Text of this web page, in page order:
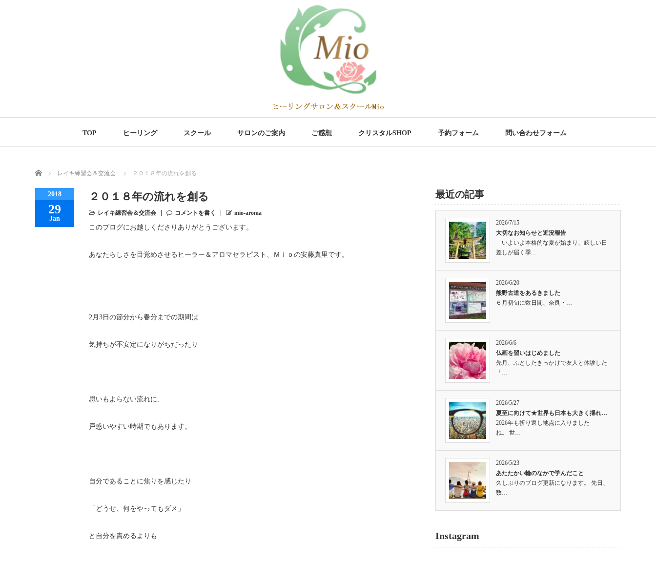
TOP ヒーリング スクール サロンのご案内 ご感想 クリスタルSHOP 予約フォーム 問い合わせフォーム
Home レイキ練習会＆交流会 ２０１８年の流れを創る
2018
29
Jan
２０１８年の流れを創る
レイキ練習会＆交流会 コメントを書く mio-aroma
このブログにお越しくださりありがとうございます。
あなたらしさを目覚めさせるヒーラー＆アロマセラピスト、Ｍｉｏの安藤真里です。
2月3日の節分から春分までの期間は
気持ちが不安定になりがちだったり
思いもよらない流れに、
戸惑いやすい時期でもあります。
自分であることに焦りを感じたり
「どうせ、何をやってもダメ」
と自分を責めるよりも
最近の記事
2026/7/15
大切なお知らせと近況報告
いよいよ本格的な夏が始まり、眩しい日
差しが届く季…
2026/6/20
熊野古道をあるきました
６月初旬に数日間、奈良・…
2026/6/6
仏画を習いはじめました
先月、ふとしたきっかけで友人と体験した
「…
2026/5/27
夏至に向けて★世界も日本も大きく揺れ…
2026年も折り返し地点に入りました
ね。 世…
2026/5/23
あたたかい輪のなかで学んだこと
久しぶりのブログ更新になります。 先日、
数…
Instagram